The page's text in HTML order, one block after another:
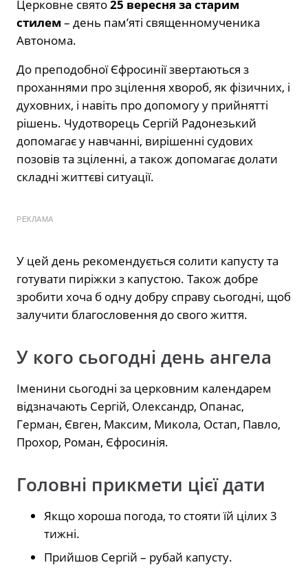
Церковне свято25 вересня за старим
стилем – день пам’яті священномученика
Автонома.
До преподобної Єфросинії звертаються з
проханнями про зцілення хвороб, як фізичних, і
духовних, і навіть про допомогу у прийнятті
рішень. Чудотворець Сергій Радонезький
допомагає у навчанні, вирішенні судових
позовів та зціленні, а також допомагає долати
складні життєві ситуації.
РЕКЛАМА
У цей день рекомендується солити капусту та
готувати пиріжки з капустою. Також добре
зробити хоча б одну добру справу сьогодні, щоб
залучити благословення до свого життя.
У кого сьогодні день ангела
Іменини сьогодні за церковним календарем
відзначають Сергій, Олександр, Опанас,
Герман, Євген, Максим, Микола, Остап, Павло,
Прохор, Роман, Єфросинія.
Головні прикмети цієї дати
Якщо хороша погода, то стояти їй цілих 3
тижні.
Прийшов Сергій – рубай капусту.